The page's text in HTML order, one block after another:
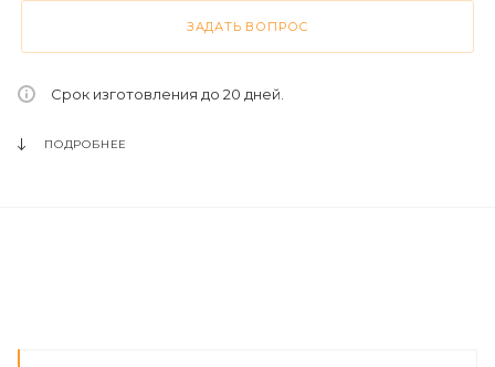
ЗАДАТЬ ВОПРОС
Срок изготовления до 20 дней.
ПОДРОБНЕЕ